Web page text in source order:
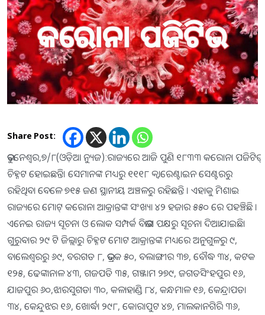
Share Post:
ଭୁବନେଶ୍ଵର,୭/୮(ଓଡ଼ିଆ ନ୍ୟୁଜ):ରାଜ୍ୟରେ ଆଜି ପୁଣି ୧୮୩୩ କରୋନା ପଜିଟିଭ୍
ଚିହ୍ନଟ ହୋଇଛନ୍ତି। ସେମାନଙ୍କ ମଧ୍ୟରୁ ୧୧୧୮ କ୍ବାରେଣ୍ଟାଇନ ସେଣ୍ଟରରୁ
ରହିଥିବା ବେଳେ ୭୧୫ ଜଣ ସ୍ଥାନୀୟ ଅଞ୍ଚଳରୁ ରହିଛନ୍ତି । ଏହାକୁ ମିଶାଇ
ରାଜ୍ୟରେ ମୋଟ୍ କରୋନା ଆକ୍ରାନ୍ତଙ୍କ ସଂଖ୍ୟା ୪୨ ହଜାର ୫୫୦ ରେ ପହଞ୍ଚିଛି ।
ଏନେଇ ରାଜ୍ୟ ସୂଚନା ଓ ଲୋକ ସମ୍ପର୍କ ବିଭାଗ ପକ୍ଷରୁ ସୂଚନା ଦିଆଯାଇଛି।
ଗୁରୁବାର ୨୯ ଟି ଜିଲ୍ଲାରୁ ଚିହ୍ନଟ ମୋଟ ଆକ୍ରାନ୍ତଙ୍କ ମଧ୍ୟରେ ଅନୁଗୁଳରୁ ୯,
ବାଲେଶ୍ୱରରୁ ୬୯, ବରଗଡ ୮, ଭଦ୍ରକ ୫୦, ବଲାଙ୍ଗୀର ୩୭, ବୌଦ୍ଧ ୩୪, କଟକ
୧୨୫, ଢେଙ୍କାନାଳ ୪୩, ଗଜପତି ୩୫, ଗଞ୍ଜାମ ୨୭୯, ଜଗତସିଂହପୁର ୧୬,
ଯାଜପୁର ୬୦,ଝାରସୁଗଡା ୩୦, କଳାହାଣ୍ଡି ୮୪, କନ୍ଧମାଳ ୧୬, କେନ୍ଦ୍ରାପଡା
୩୪, କେନ୍ଦୁଝର ୧୬, ଖୋର୍ଦ୍ଧା ୨୯୮, କୋରାପୁଟ ୪୭, ମାଲକାନଗିରି ୩୬,